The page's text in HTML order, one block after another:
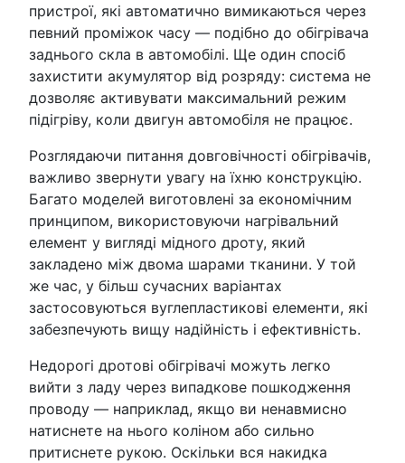
пристрої, які автоматично вимикаються через
певний проміжок часу — подібно до обігрівача
заднього скла в автомобілі. Ще один спосіб
захистити акумулятор від розряду: система не
дозволяє активувати максимальний режим
підігріву, коли двигун автомобіля не працює.
Розглядаючи питання довговічності обігрівачів,
важливо звернути увагу на їхню конструкцію.
Багато моделей виготовлені за економічним
принципом, використовуючи нагрівальний
елемент у вигляді мідного дроту, який
закладено між двома шарами тканини. У той
же час, у більш сучасних варіантах
застосовуються вуглепластикові елементи, які
забезпечують вищу надійність і ефективність.
Недорогі дротові обігрівачі можуть легко
вийти з ладу через випадкове пошкодження
проводу — наприклад, якщо ви ненавмисно
натиснете на нього коліном або сильно
притиснете рукою. Оскільки вся накидка